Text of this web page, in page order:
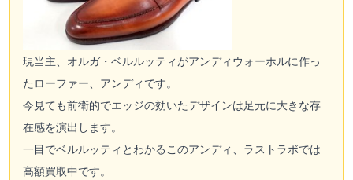
現当主、オルガ・ベルルッティがアンディウォーホルに作っ
たローファー、アンディです。
今見ても前衛的でエッジの効いたデザインは足元に大きな存
在感を演出します。
一目でベルルッティとわかるこのアンディ、ラストラボでは
高額買取中です。